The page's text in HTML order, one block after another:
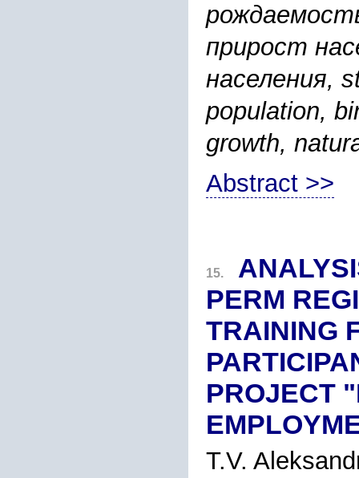
прирост
населения,
population,
growth,
Abstract >>
15.
PERM
TRAINING
PROJECT
T.V.